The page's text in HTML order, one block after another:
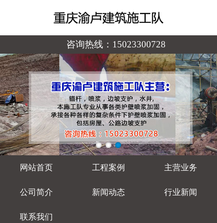
咨询热线： 15023300728
网站首页 工程案例 主营业务
公司简介 新闻动态 行业新闻
联系我们